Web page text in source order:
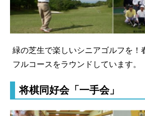
緑の芝生で楽しいシニアゴルフを！
フルコースをラウンドしています。
将棋同好会「一手会」